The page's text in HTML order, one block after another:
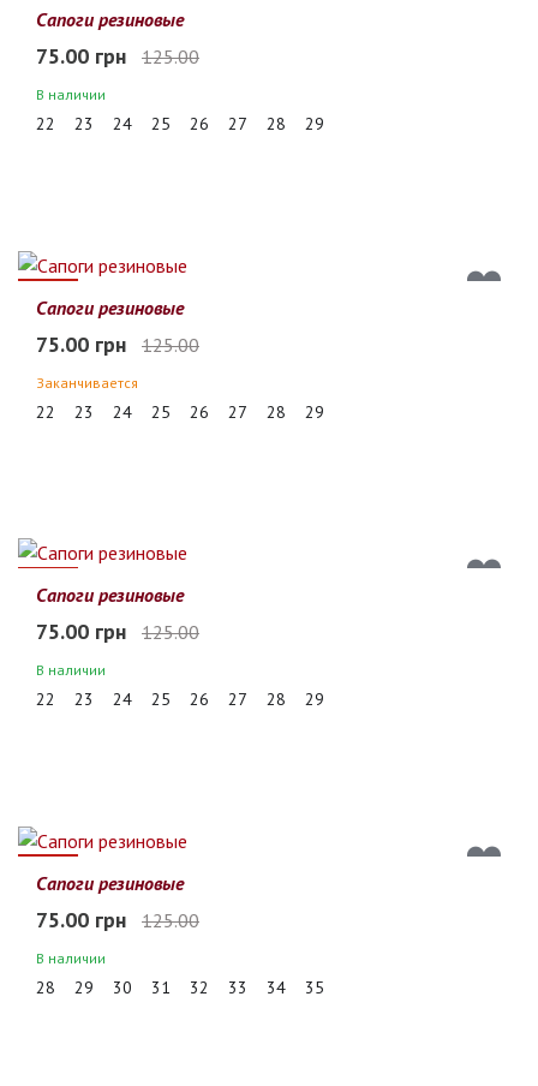
40%
Сапоги резиновые
75.00 грн 125.00
В наличии
22 23 24 25 26 27 28 29
40%
Сапоги резиновые
75.00 грн 125.00
Заканчивается
22 23 24 25 26 27 28 29
40%
Сапоги резиновые
75.00 грн 125.00
В наличии
22 23 24 25 26 27 28 29
40%
Сапоги резиновые
75.00 грн 125.00
В наличии
28 29 30 31 32 33 34 35